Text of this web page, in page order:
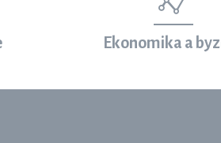
Ekonomika a